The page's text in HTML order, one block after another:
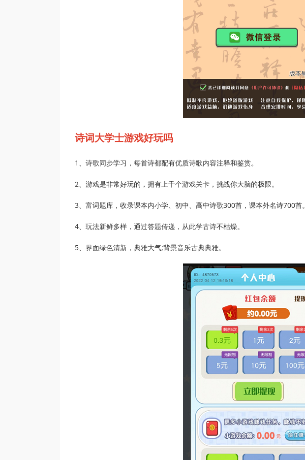
诗词大学士游戏好玩吗
1、诗歌同步学习，每首诗都配有优质诗歌内容注释和鉴赏。
2、游戏是非常好玩的，拥有上千个游戏关卡，挑战你大脑的极限。
3、富词题库，收录课本内小学、初中、高中诗歌300首，课本外名诗700首。
4、玩法新鲜多样，通过答题传递，从此学古诗不枯燥。
5、界面绿色清新，典雅大气;背景音乐古典典雅。